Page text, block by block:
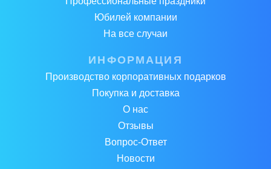
Юбилей компании
На все случаи
ИНФОРМАЦИЯ
Производство корпоративных подарков
Покупка и доставка
О нас
Отзывы
Вопрос-Ответ
Новости